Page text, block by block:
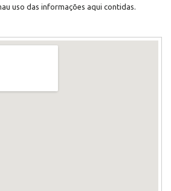
uso das informações aqui contidas.